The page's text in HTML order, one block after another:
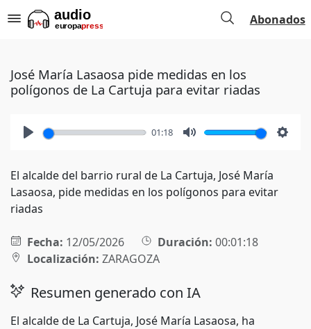
Abonados
José María Lasaosa pide medidas en los
polígonos de La Cartuja para evitar riadas
01:18
El alcalde del barrio rural de La Cartuja, José María
Lasaosa, pide medidas en los polígonos para evitar
riadas
Fecha: 12/05/2026 Duración: 00:01:18
Localización: ZARAGOZA
Resumen generado con IA
El alcalde de La Cartuja, José María Lasaosa, ha